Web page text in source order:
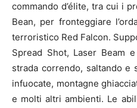
commando d’élite, tra cui i
Bean, per fronteggiare
terroristico Red Falcon.
Spread Shot, Laser Beam
strada correndo, saltando e
infuocate, montagne
e molti altri ambienti. Le